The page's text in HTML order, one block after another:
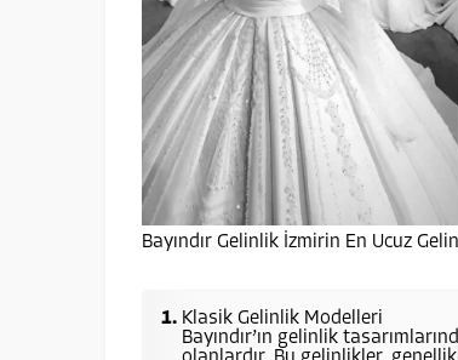
Bayındır Gelinlik İzmirin En Ucuz
Klasik Gelinlik Modelleri
Bayındır’ın gelinlik